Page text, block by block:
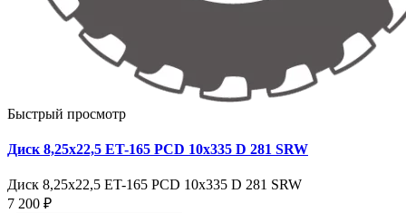
Быстрый просмотр
Диск 8,25х22,5 ET-165 PCD 10x335 D 281 SRW
Диск 8,25х22,5 ET-165 PCD 10x335 D 281 SRW
7 200 ₽